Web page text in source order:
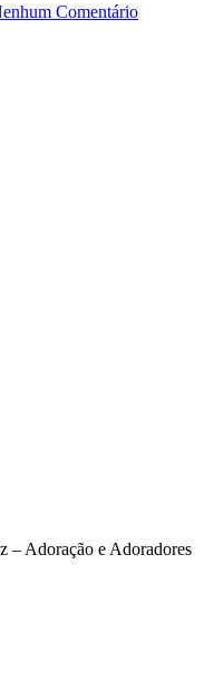
Comentário
– Adoração e Adoradores